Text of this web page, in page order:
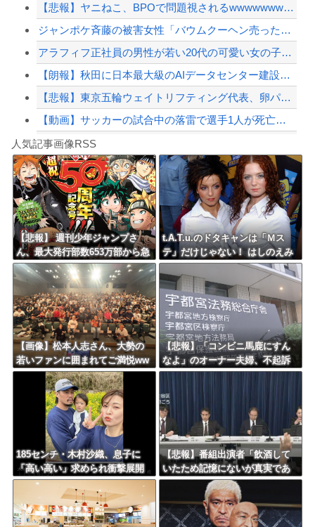
【悲報】東京五輪ウェイトリフティング代表、卵パックを盗んで逮捕ｗｗｗｗｗｗｗ
【配信者】「金バエ」のSNS更新が1週間途絶え、様々な憶測が飛び交う。1週間ぶり...
【緊急速報】NYで警官が黒人男性の首を絞め、暴動第二波不可避へ
Powered by livedoor 相互RSS
【悲報】ヤニねこ、BPOで問題視されるwwwwwwwwwwwwwwwwwwwww...
ジャンポケ斉藤の被害女性「バウムクーヘン売ったりTikTokライブしててムカつい...
アラフィフ正社員の男性が若い20代の可愛い女の子以外には挨拶をしない
【朗報】秋田に日本最大級のAIデータセンター建設へ 総事業費2兆円、UAEが巨額...
【悲報】東京五輪ウェイトリフティング代表、卵パックを盗んで逮捕ｗｗｗｗｗｗｗ
【動画】サッカーの試合中の落雷で選手1人が死亡、12人が負傷した事故。
8/4のニュース
日本旅行キャンセルすべきか…1万年ぶり史上最大級の火山の兆し＝韓国の反応
更新中止のお知らせ
海外「おめでとうタキ！」リヴァプール南野がバースデーゴール！！
Powered by livedoor 相互RSS
人気記事画像RSS
【悲報】 週刊少年ジャンプさ
ん、最大発行部数653万部から急
降下でついに100万部を割ってし
まうｗｗｗｗｗｗｗ
t.A.T.u.のドタキャンは「Ｍス
テ」だけじゃない！ はしのえみ
「来なかったんですよ…」
【画像】松本人志さん、大勢の
若いファンに囲まれてご満悦ww
wwwwwwwwwwww
【悲報】「コンビニ馬鹿にすん
なよ」のオーナー夫婦、不起訴
ｗｗｗｗｗｗｗｗ
185センチ・木村沙織、息子に
「高い高い」求められ衝撃展開
激白 ｗｗｗｗｗｗｗｗｗｗ
【悲報】番組出演者「飲酒して
いたため記憶にないが真実であ
れば申し訳ない」 NHK職員が
出演者から性被害